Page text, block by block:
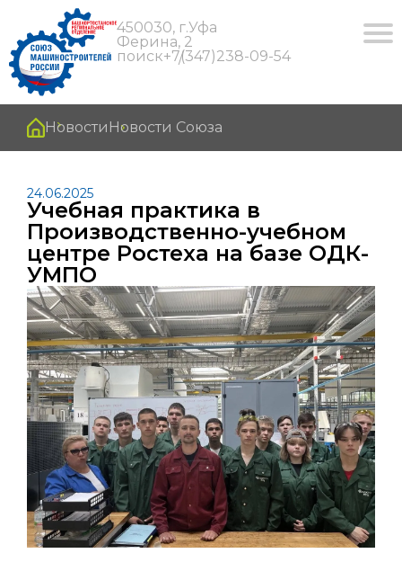
450030, г.Уфа
Ферина, 2
поиск+7(347)238-09-54
Новости Новости Союза
24.06.2025
Учебная практика в
Производственно-учебном
центре Ростеха на базе ОДК-
УМПО